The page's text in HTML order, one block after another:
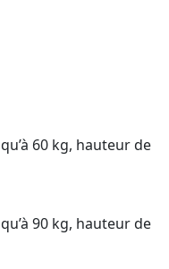
60 kg, hauteur de
90 kg, hauteur de